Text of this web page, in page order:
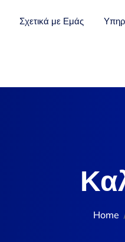
Σχετικά με Εμάς
Home